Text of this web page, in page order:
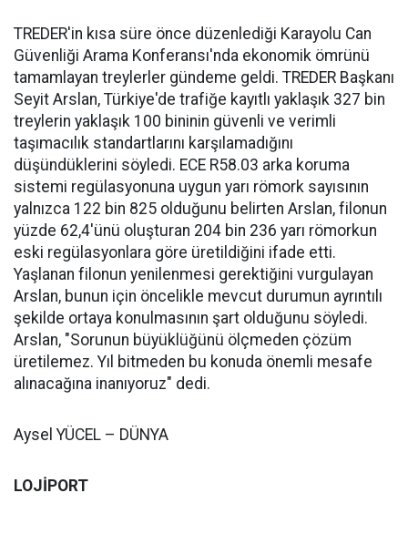
TREDER'in kısa süre önce düzenlediği Karayolu Can
Güvenliği Arama Konferansı'nda ekonomik ömrünü
tamamlayan treylerler gündeme geldi. TREDER Başkanı
Seyit Arslan, Türkiye'de trafiğe kayıtlı yaklaşık 327 bin
treylerin yaklaşık 100 bininin güvenli ve verimli
taşımacılık standartlarını karşılamadığını
düşündüklerini söyledi. ECE R58.03 arka koruma
sistemi regülasyonuna uygun yarı römork sayısının
yalnızca 122 bin 825 olduğunu belirten Arslan, filonun
yüzde 62,4'ünü oluşturan 204 bin 236 yarı römorkun
eski regülasyonlara göre üretildiğini ifade etti.
Yaşlanan filonun yenilenmesi gerektiğini vurgulayan
Arslan, bunun için öncelikle mevcut durumun ayrıntılı
şekilde ortaya konulmasının şart olduğunu söyledi.
Arslan, "Sorunun büyüklüğünü ölçmeden çözüm
üretilemez. Yıl bitmeden bu konuda önemli mesafe
alınacağına inanıyoruz" dedi.
Aysel YÜCEL – DÜNYA
LOJİPORT